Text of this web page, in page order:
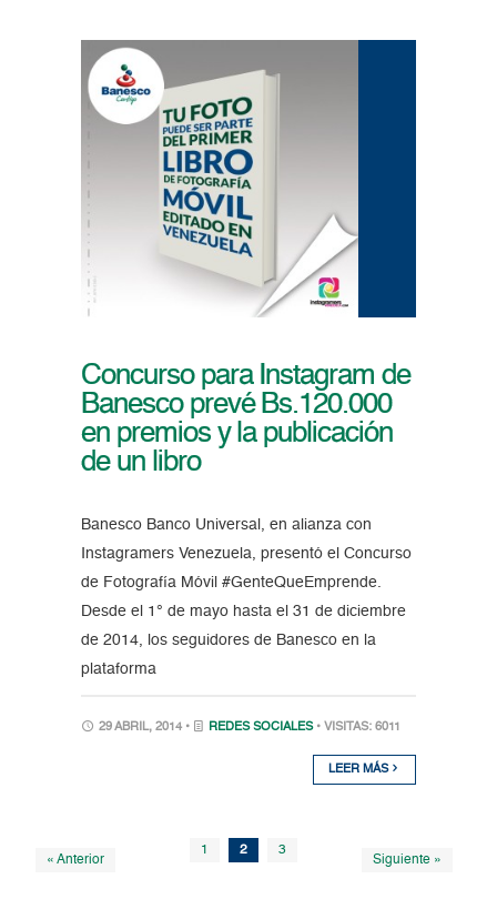
Concurso para Instagram de
Banesco prevé Bs.120.000
en premios y la publicación
de un libro
Banesco Banco Universal, en alianza con
Instagramers Venezuela, presentó el Concurso
de Fotografía Móvil #GenteQueEmprende.
Desde el 1° de mayo hasta el 31 de diciembre
de 2014, los seguidores de Banesco en la
plataforma
29 ABRIL, 2014 • REDES SOCIALES • VISITAS: 6011
LEER MÁS
« Anterior
1 2 3
Siguiente »